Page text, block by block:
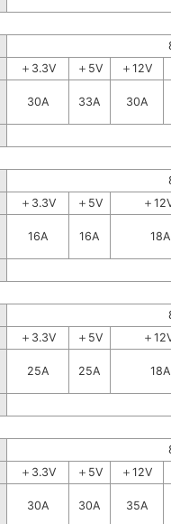
＋3.3V ＋5V
＋12V
30A
33A
30A
＋3.3V ＋5V
＋
16A
16A
18A
＋3.3V ＋5V
＋
25A
25A
18A
＋3.3V ＋5V
＋12V
30A
30A
35A